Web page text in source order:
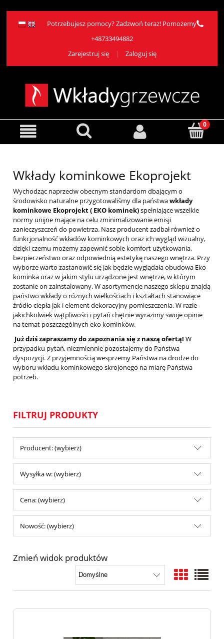
Potrzebujesz pomocy? Zadzwoń teraz! Pomożemy
+48733494882
Zarejestruj się
Zaloguj się
Wkłady kominkowe Ekoprojekt
Wychodząc naprzeciw obecnym standardom dbającym o
środowisko naturalne przygotowaliśmy dla państwawkłady
kominkowe Ekoprojekt ( EKO kominek)spełniające wszelkie
normy unijne mające na celu zminimalizowanie emisji
zanieczyszczeń do powietrza. Nasz producent zadbał również o
funkcjonalność wkładów kominkowych oraz ich wygląd wizualny,
dzięki czemu możemy zapewnić sobie komfort użytkowania,
bezpieczeństwo oraz odpowiednią estetykę naszego wnętrza. Przy
wyborze warto zastanowić się jak będzie wyglądała obudowa Eko
kominka oraz w jakim stylu urządzone jest wnętrze, w którym
zostanie on zainstalowany. W asortymencie naszego sklepu znajdą
państwo wkłady o różnych wielkościach i kształtach stanowiące
źródło ciepła jak i element dekoracyjny pomieszczenia. W razie
jakichkolwiek wątpliwości i pytań chętnie wyrazimy swoje opinie
na temat poszczególnych eko kominków.
Już dziś zapraszamy do zapoznania się z naszą ofertą! W
przypadku pytań, niezmiennie pozostajemy do Państwa
dyspozycji. Z przyjemnością wesprzemy Państwa na drodze do
wyboru wkładu kominkowego skrojonego na miarę Państwa
potrzeb.
FILTRUJ PRODUKTY
Producent: (wybierz)
Wysyłka w: (wybierz)
Cena: (wybierz)
Nowość: (wybierz)
Zmień widok produktów